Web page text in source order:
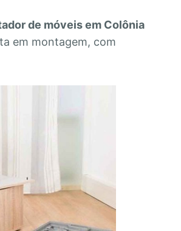
de móveis em Colônia
em montagem, com